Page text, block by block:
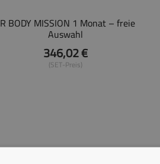
BODY MISSION 1 Monat – freie
Auswahl
346,02 €
(SET-Preis)